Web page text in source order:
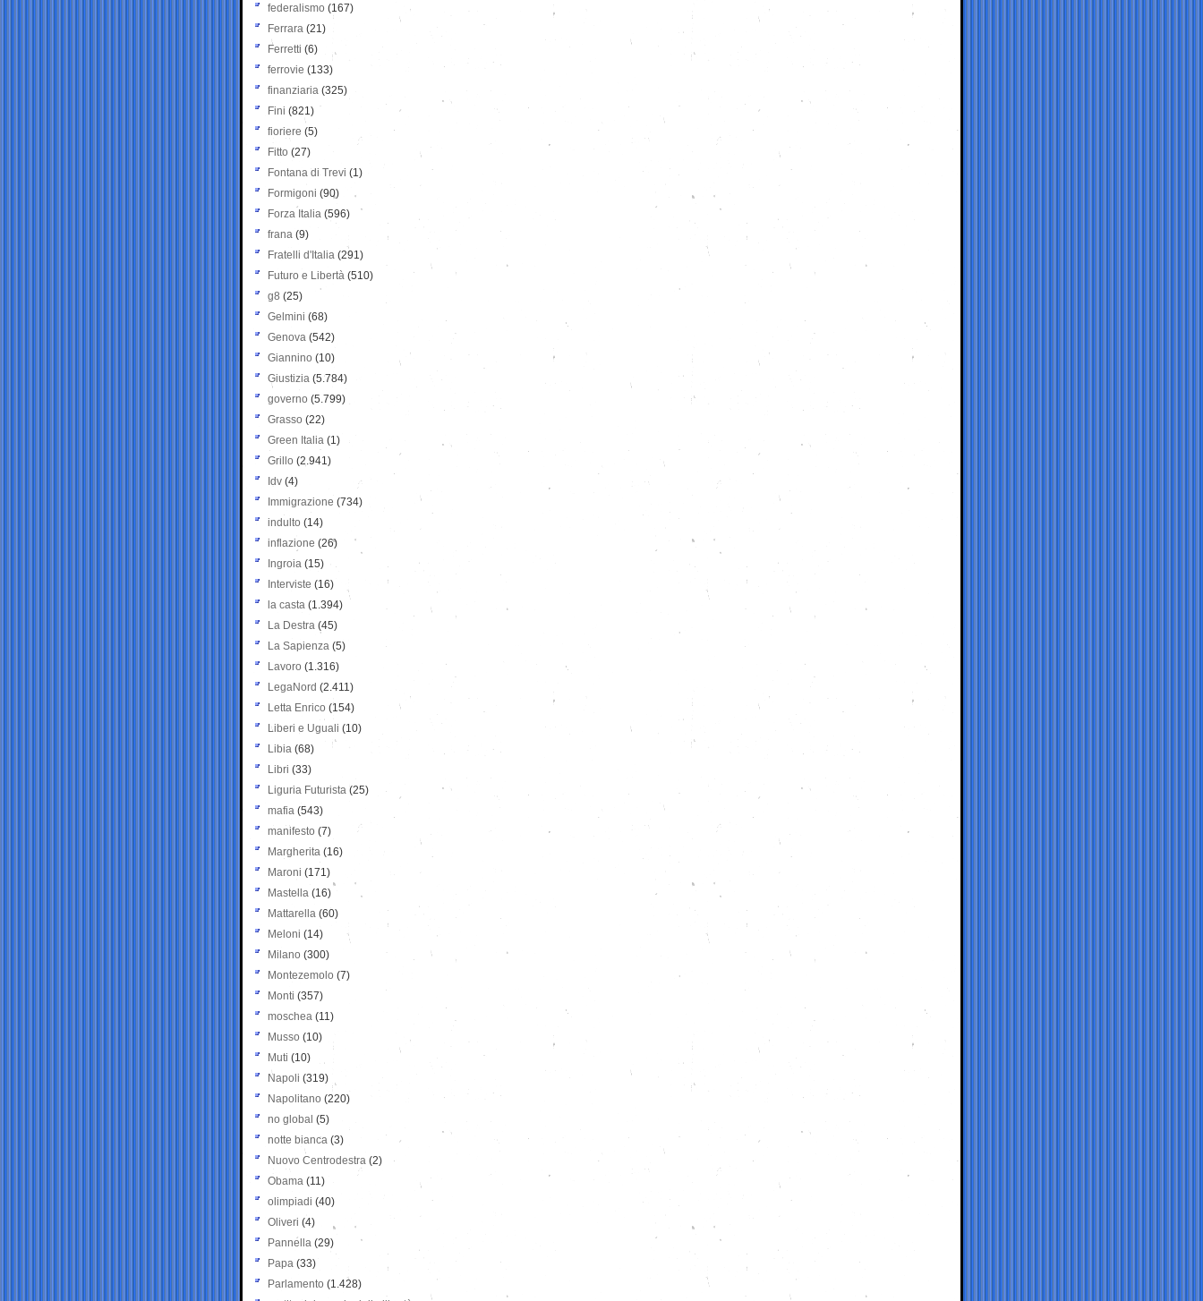
federalismo (167)
Ferrara (21)
Ferretti (6)
ferrovie (133)
finanziaria (325)
Fini (821)
fioriere (5)
Fitto (27)
Fontana di Trevi (1)
Formigoni (90)
Forza Italia (596)
frana (9)
Fratelli d'Italia (291)
Futuro e Libertà (510)
g8 (25)
Gelmini (68)
Genova (542)
Giannino (10)
Giustizia (5.784)
governo (5.799)
Grasso (22)
Green Italia (1)
Grillo (2.941)
Idv (4)
Immigrazione (734)
indulto (14)
inflazione (26)
Ingroia (15)
Interviste (16)
la casta (1.394)
La Destra (45)
La Sapienza (5)
Lavoro (1.316)
LegaNord (2.411)
Letta Enrico (154)
Liberi e Uguali (10)
Libia (68)
Libri (33)
Liguria Futurista (25)
mafia (543)
manifesto (7)
Margherita (16)
Maroni (171)
Mastella (16)
Mattarella (60)
Meloni (14)
Milano (300)
Montezemolo (7)
Monti (357)
moschea (11)
Musso (10)
Muti (10)
Napoli (319)
Napolitano (220)
no global (5)
notte bianca (3)
Nuovo Centrodestra (2)
Obama (11)
olimpiadi (40)
Oliveri (4)
Pannella (29)
Papa (33)
Parlamento (1.428)